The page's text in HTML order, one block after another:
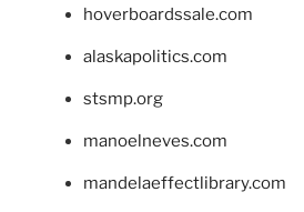
hoverboardssale.com
alaskapolitics.com
stsmp.org
manoelneves.com
mandelaeffectlibrary.com